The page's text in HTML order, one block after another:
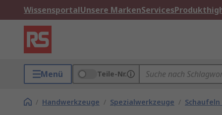
WissensportalUnsere MarkenServices
Menü Teile-Nr.
/ Handwerkzeuge / Spezialwerkzeuge /